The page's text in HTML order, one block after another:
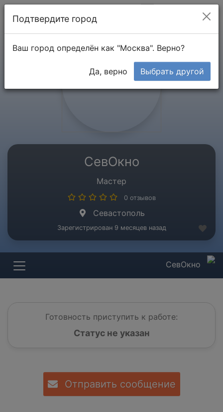
СевОкно
Мастер
0 отзывов
Севастополь
Зарегистрирован 9 месяцев назад
СевОкно
Готовность приступить к работе:
Статус не указан
Отправить сообщение
Подтвердите город
Ваш город определён как "Москва". Верно?
Да, верно Выбрать другой